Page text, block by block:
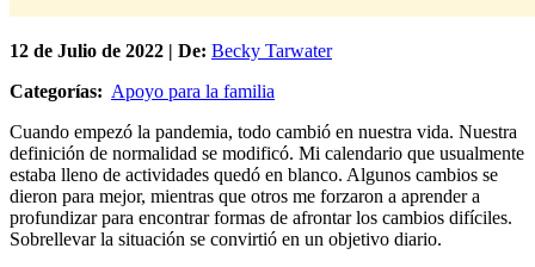
12 de Julio de 2022 | De: Becky Tarwater
Categorías: Apoyo para la familia
Cuando empezó la pandemia, todo cambió en nuestra vida. Nuestra
definición de normalidad se modificó. Mi calendario que usualmente
estaba lleno de actividades quedó en blanco. Algunos cambios se
dieron para mejor, mientras que otros me forzaron a aprender a
profundizar para encontrar formas de afrontar los cambios difíciles.
Sobrellevar la situación se convirtió en un objetivo diario.